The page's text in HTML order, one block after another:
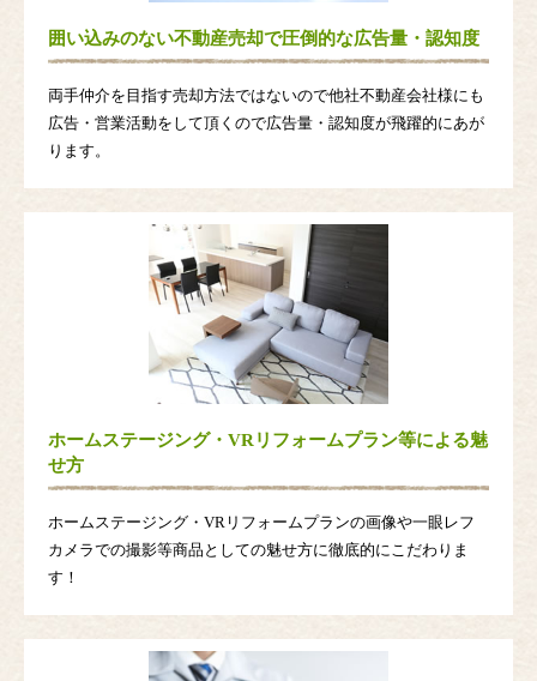
囲い込みのない不動産売却で圧倒的な広告量・認知度
両手仲介を目指す売却方法ではないので他社不動産会社様にも
広告・営業活動をして頂くので広告量・認知度が飛躍的にあが
ります。
ホームステージング・VRリフォームプラン等による魅
せ方
ホームステージング・VRリフォームプランの画像や一眼レフ
カメラでの撮影等商品としての魅せ方に徹底的にこだわりま
す！